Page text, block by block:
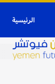
الرئيسية